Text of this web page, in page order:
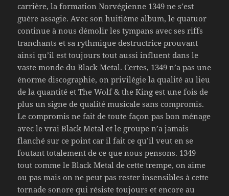
carrière, la formation Norvégienne 1349 ne s’est
guère assagie. Avec son huitième album, le quatuor
continue à nous démolir les tympans avec ses riffs
tranchants et sa rythmique destructrice prouvant
ainsi qu’il est toujours tout aussi influent dans le
vaste monde du Black Metal. Certes, 1349 n’a pas une
énorme discographie, on privilégie la qualité au lieu
de la quantité et The Wolf & the King est une fois de
plus un signe de qualité musicale sans compromis.
Le compromis ne fait de toute façon pas bon ménage
avec le vrai Black Metal et le groupe n’a jamais
flanché sur ce point car il fait ce qu’il veut en se
foutant totalement de ce que nous pensons. 1349
tout comme le Black Metal de cette trempe, on aime
ou pas mais on ne peut pas rester insensibles à cette
tornade sonore qui résiste toujours et encore au